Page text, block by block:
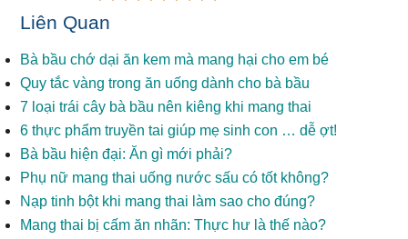
Liên Quan
Bà bầu chớ dại ăn kem mà mang hại cho em bé
Quy tắc vàng trong ăn uống dành cho bà bầu
7 loại trái cây bà bầu nên kiêng khi mang thai
6 thực phẩm truyền tai giúp mẹ sinh con … dễ ợt!
Bà bầu hiện đại: Ăn gì mới phải?
Phụ nữ mang thai uống nước sấu có tốt không?
Nạp tinh bột khi mang thai làm sao cho đúng?
Mang thai bị cấm ăn nhãn: Thực hư là thế nào?